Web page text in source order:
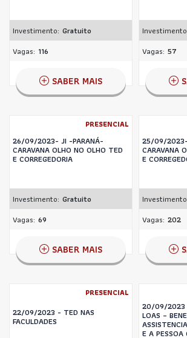
Investimento: Gratuito
Vagas: 116
SABER MAIS
Vagas: 57
PRESENCIAL
26/09/2023- JI -PARANÁ-
CARAVANA OLHO NO OLHO TED
E CORREGEDORIA
Investimento: Gratuito
Vagas: 69
SABER MAIS
25/09/
CARAVANA
E
Vagas: 202
PRESENCIAL
22/09/2023 - TED NAS
FACULDADES
20/09/2023
LOAS –
E A PESSOA